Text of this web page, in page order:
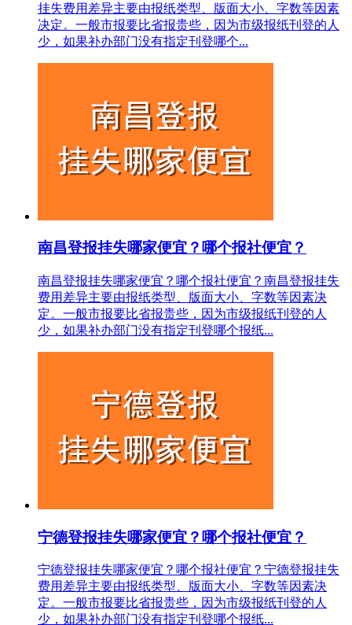
挂失费用差异主要由报纸类型、版面大小、字数等因素
决定。一般市报要比省报贵些，因为市级报纸刊登的人
少，如果补办部门没有指定刊登哪个...
南昌登报挂失哪家便宜？哪个报社便宜？
南昌登报挂失哪家便宜？哪个报社便宜？南昌登报挂失
费用差异主要由报纸类型、版面大小、字数等因素决
定。一般市报要比省报贵些，因为市级报纸刊登的人
少，如果补办部门没有指定刊登哪个报纸...
宁德登报挂失哪家便宜？哪个报社便宜？
宁德登报挂失哪家便宜？哪个报社便宜？宁德登报挂失
费用差异主要由报纸类型、版面大小、字数等因素决
定。一般市报要比省报贵些，因为市级报纸刊登的人
少，如果补办部门没有指定刊登哪个报纸...